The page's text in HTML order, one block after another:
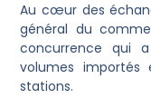
Au cœur des
général du
concurrence qui
volumes
stations.